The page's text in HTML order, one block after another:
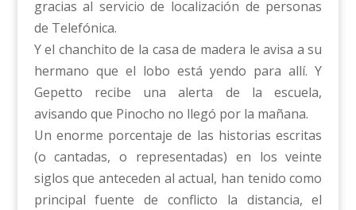
gracias al servicio de localización de personas
de Telefónica.
Y el chanchito de la casa de madera le avisa a su
hermano que el lobo está yendo para allí. Y
Gepetto recibe una alerta de la escuela,
avisando que Pinocho no llegó por la mañana.
Un enorme porcentaje de las historias escritas
(o cantadas, o representadas) en los veinte
siglos que anteceden al actual, han tenido como
principal fuente de conflicto la distancia, el